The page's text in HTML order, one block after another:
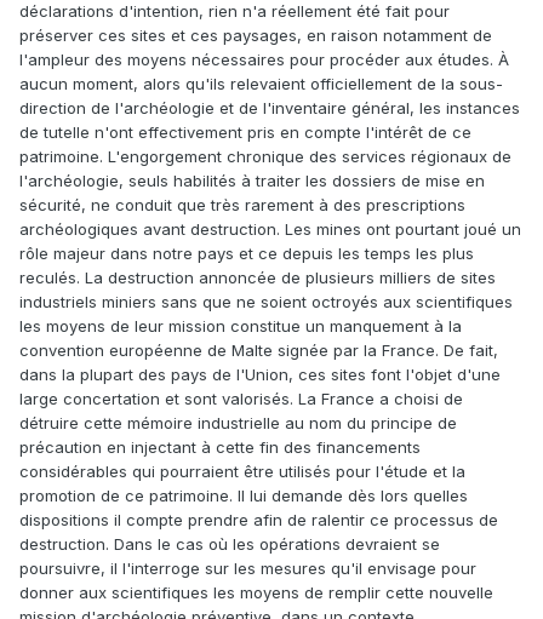
déclarations d'intention, rien n'a réellement été fait pour
préserver ces sites et ces paysages, en raison notamment de
l'ampleur des moyens nécessaires pour procéder aux études. À
aucun moment, alors qu'ils relevaient officiellement de la sous-
direction de l'archéologie et de l'inventaire général, les instances
de tutelle n'ont effectivement pris en compte l'intérêt de ce
patrimoine. L'engorgement chronique des services régionaux de
l'archéologie, seuls habilités à traiter les dossiers de mise en
sécurité, ne conduit que très rarement à des prescriptions
archéologiques avant destruction. Les mines ont pourtant joué un
rôle majeur dans notre pays et ce depuis les temps les plus
reculés. La destruction annoncée de plusieurs milliers de sites
industriels miniers sans que ne soient octroyés aux scientifiques
les moyens de leur mission constitue un manquement à la
convention européenne de Malte signée par la France. De fait,
dans la plupart des pays de l'Union, ces sites font l'objet d'une
large concertation et sont valorisés. La France a choisi de
détruire cette mémoire industrielle au nom du principe de
précaution en injectant à cette fin des financements
considérables qui pourraient être utilisés pour l'étude et la
promotion de ce patrimoine. Il lui demande dès lors quelles
dispositions il compte prendre afin de ralentir ce processus de
destruction. Dans le cas où les opérations devraient se
poursuivre, il l'interroge sur les mesures qu'il envisage pour
donner aux scientifiques les moyens de remplir cette nouvelle